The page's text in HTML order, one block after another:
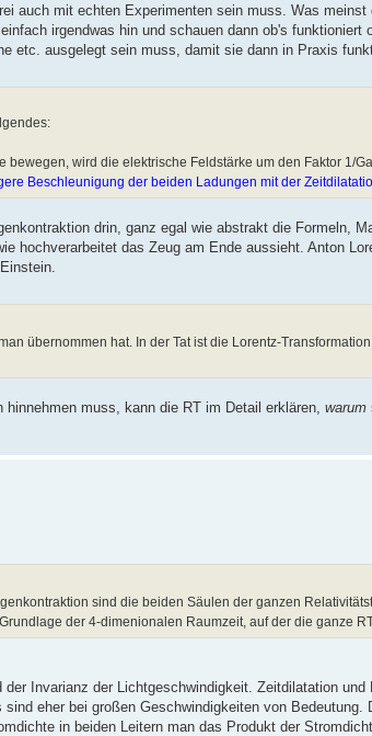
auch mit echten Experimenten sein muss. Was meinst
irgendwas hin und schauen dann ob's funktioniert
etc. ausgelegt sein muss, damit sie dann in Praxis
wird die elektrische Feldstärke um den Faktor 1/
Beschleunigung der beiden Ladungen mit der
drin, ganz egal wie abstrakt die Formeln,
hochverarbeitet das Zeug am Ende aussieht. Anton
übernommen hat. In der Tat ist die Lorentz-
muss, kann die RT im Detail erklären, warum
sind die beiden Säulen der ganzen
der 4-dimenionalen Raumzeit, auf der die ganze
Invarianz der Lichtgeschwindigkeit. Zeitdilatation und
eher bei großen Geschwindigkeiten von Bedeutung.
in beiden Leitern man das Produkt der